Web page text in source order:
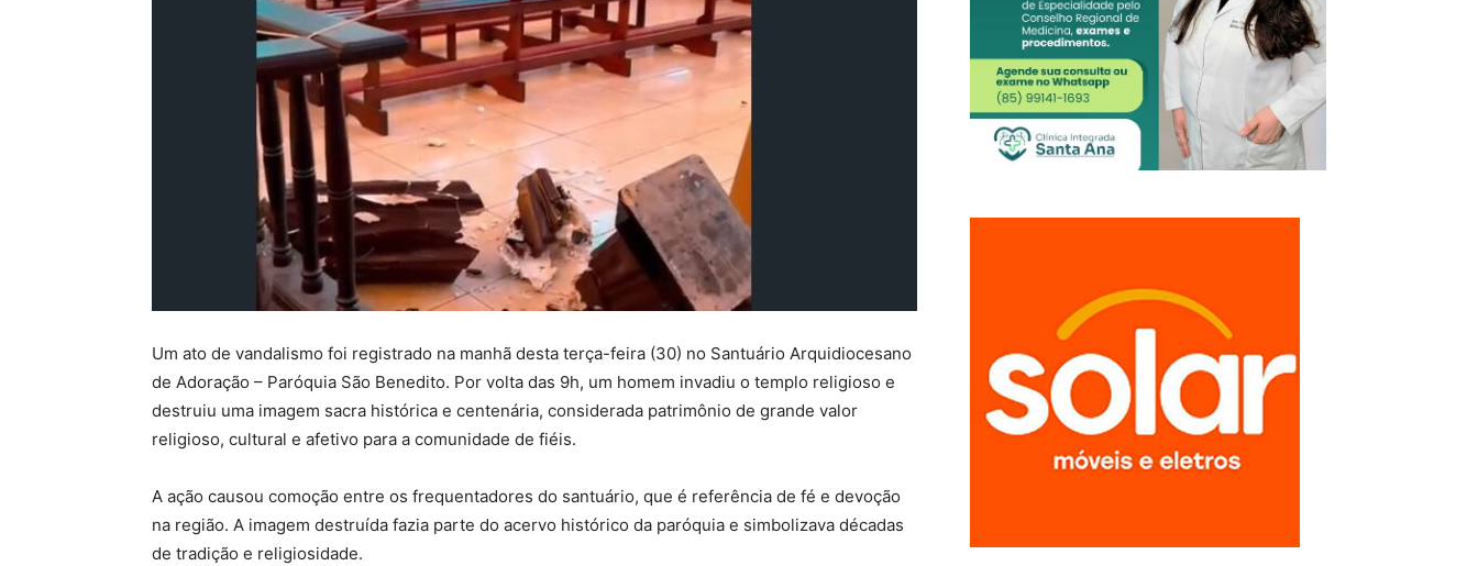
Um ato de vandalismo foi registrado na manhã desta terça-feira (30) no Santuário Arquidiocesano
de Adoração – Paróquia São Benedito. Por volta das 9h, um homem invadiu o templo religioso e
destruiu uma imagem sacra histórica e centenária, considerada patrimônio de grande valor
religioso, cultural e afetivo para a comunidade de fiéis.
A ação causou comoção entre os frequentadores do santuário, que é referência de fé e devoção
na região. A imagem destruída fazia parte do acervo histórico da paróquia e simbolizava décadas
de tradição e religiosidade.